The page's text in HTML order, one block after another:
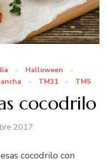
Halloween
TM31 TM5
cocodrilo
2017
cocodrilo con